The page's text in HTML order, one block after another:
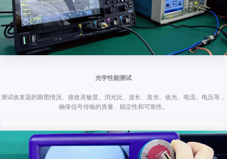
光学性能测试
测试收发器的眼图情况、接收灵敏度、消光比、波长、发光、收光、电流、电压等，
确保信号传输的质量、稳定性和可靠性。